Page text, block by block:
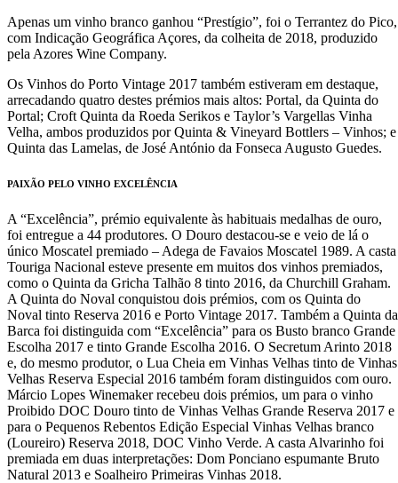
Apenas um vinho branco ganhou “Prestígio”, foi o Terrantez do Pico,
com Indicação Geográfica Açores, da colheita de 2018, produzido
pela Azores Wine Company.
Os Vinhos do Porto Vintage 2017 também estiveram em destaque,
arrecadando quatro destes prémios mais altos: Portal, da Quinta do
Portal; Croft Quinta da Roeda Serikos e Taylor’s Vargellas Vinha
Velha, ambos produzidos por Quinta & Vineyard Bottlers – Vinhos; e
Quinta das Lamelas, de José António da Fonseca Augusto Guedes.
PAIXÃO PELO VINHO EXCELÊNCIA
A “Excelência”, prémio equivalente às habituais medalhas de ouro,
foi entregue a 44 produtores. O Douro destacou-se e veio de lá o
único Moscatel premiado – Adega de Favaios Moscatel 1989. A casta
Touriga Nacional esteve presente em muitos dos vinhos premiados,
como o Quinta da Gricha Talhão 8 tinto 2016, da Churchill Graham.
A Quinta do Noval conquistou dois prémios, com os Quinta do
Noval tinto Reserva 2016 e Porto Vintage 2017. Também a Quinta da
Barca foi distinguida com “Excelência” para os Busto branco Grande
Escolha 2017 e tinto Grande Escolha 2016. O Secretum Arinto 2018
e, do mesmo produtor, o Lua Cheia em Vinhas Velhas tinto de Vinhas
Velhas Reserva Especial 2016 também foram distinguidos com ouro.
Márcio Lopes Winemaker recebeu dois prémios, um para o vinho
Proibido DOC Douro tinto de Vinhas Velhas Grande Reserva 2017 e
para o Pequenos Rebentos Edição Especial Vinhas Velhas branco
(Loureiro) Reserva 2018, DOC Vinho Verde. A casta Alvarinho foi
premiada em duas interpretações: Dom Ponciano espumante Bruto
Natural 2013 e Soalheiro Primeiras Vinhas 2018.